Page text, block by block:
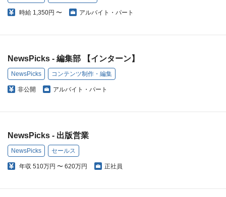
時給 1,350円 〜 アルバイト・パート
NewsPicks - 編集部 【インターン】
NewsPicks コンテンツ制作・編集
非公開 アルバイト・パート
NewsPicks - 出版営業
NewsPicks セールス
年収 510万円 〜 620万円 正社員